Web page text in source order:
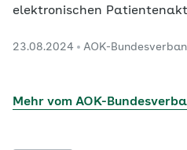
elektronischen
23.08.2024 AOK-
Mehr vom AOK-